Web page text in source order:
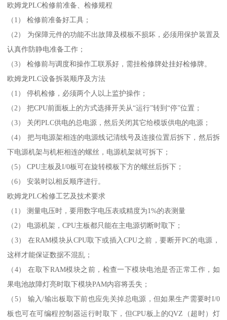
欧姆龙PLC检修前准备、检修规程
（1） 检修前准备好工具；
（2） 为保障元件的功能不出故障及模板不损坏，必须用保护装置及
认真作防静电准备工作；
（3） 检修前与调度和操作工联系好，需挂检修牌处挂好检修牌。
欧姆龙PLC设备拆装顺序及方法
（1） 停机检修，必须两个人以上监护操作；
（2） 把CPU前面板上的方式选择开关从“运行”转到“停”位置；
（3） 关闭PLC供电的总电源，然后关闭其它给模坂供电的电源；
（4） 把与电源架相连的电源线记清线号及连接位置后拆下，然后拆
下电源机架与机柜相连的螺丝，电源机架就可拆下；
（5） CPU主板及I/0板可在旋转模板下方的螺丝后拆下；
（6） 安装时以相反顺序进行。
欧姆龙PLC检修工艺及技术要求
（1） 测量电压时，要用数字电压表或精度为1%的表测量
（2） 电源机架，CPU主板都只能在主电源切断时取下；
（3） 在RAM模块从CPU取下或插入CPU之前，要断开PC的电源，
这样才能保证数据不混乱；
（4） 在取下RAM模块之前，检查一下模块电池是否正常工作，如
果电池故障灯亮时取下模块PAM内容将丢失；
（5） 输入/输出板取下前也应先关掉总电源，但如果生产需要时I/0
板也可在可编程控制器运行时取下，但CPU板上的QVZ（超时）灯